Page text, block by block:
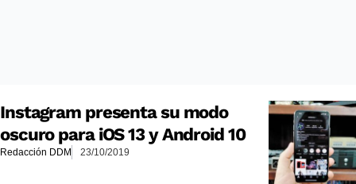
Instagram presenta su modo
oscuro para iOS 13 y Android 10
Redacción DDM 23/10/2019